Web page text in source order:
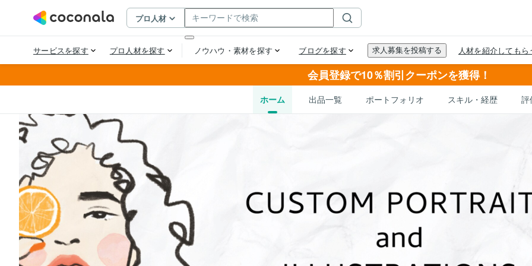
会員登録で10％割引クーポンを獲得！
ホーム 出品一覧 ポートフォリオ スキル・経歴 評